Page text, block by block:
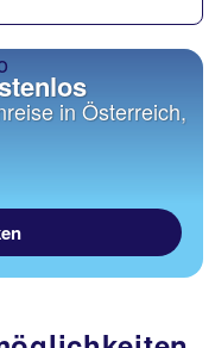
in Österreich,